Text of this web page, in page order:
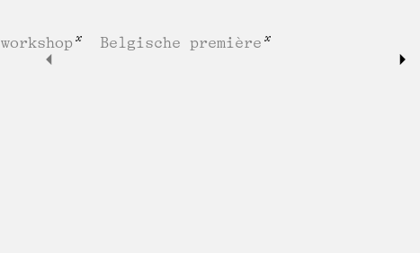
workshop
Belgische première